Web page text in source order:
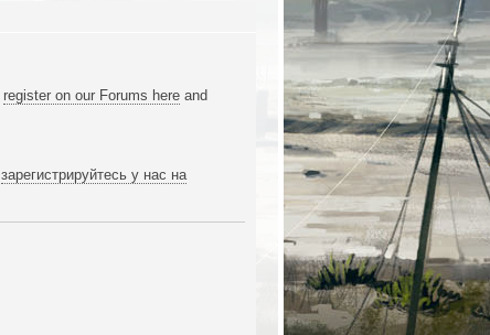
register on our Forums hereand
зарегистрируйтесь у нас на